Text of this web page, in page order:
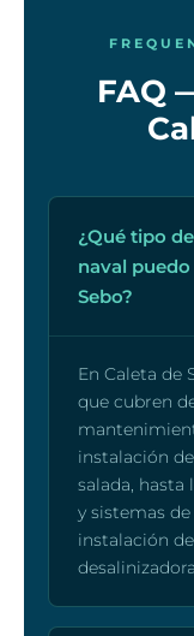
FAQ
¿Qué tipo
naval
Sebo?
En Caleta de
que cubren
instalación
salada,
y sistemas
instalación